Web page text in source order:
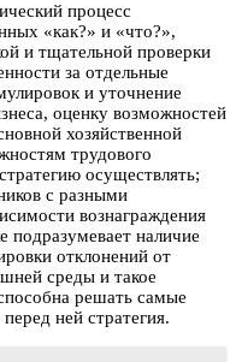
процесс
«как?» и «что?»,
и тщательной проверки
за отдельные
и уточнение
оценку возможностей
хозяйственной
трудового
осуществлять;
с разными
вознаграждения
подразумевает наличие
отклонений от
среды и такое
решать самые
ней стратегия.